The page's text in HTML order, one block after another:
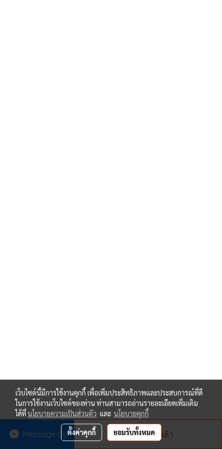
สั่งซื้อสินค้า
Message Us
เว็บไซต์นี้มีการใช้งานคุกกี้ เพื่อเพิ่มประสิทธิภาพและประสบการณ์ที่ดี
ในการใช้งานเว็บไซต์ของท่าน ท่านสามารถอ่านรายละเอียดเพิ่มเติม
ได้ที่นโยบายความเป็นส่วนตัว และ นโยบายคุกกี้
ตั้งค่าคุกกี้ ยอมรับทั้งหมด